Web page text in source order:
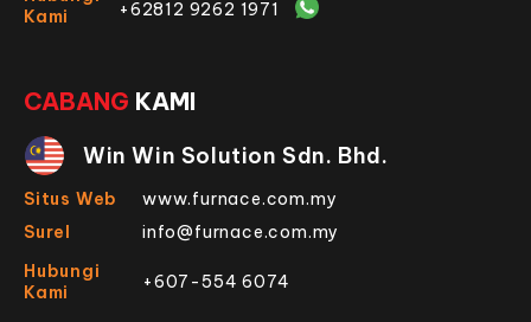
Kami
+62812 9262 1971
CABANG KAMI
Win Win Solution Sdn. Bhd.
Situs Web
www.furnace.com.my
Surel
info@furnace.com.my
Hubungi
Kami
+607-554 6074